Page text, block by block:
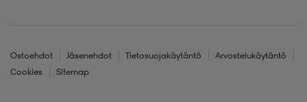
Ostoehdot Jäsenehdot Tietosuojakäytäntö
Arvostelukäytäntö
Cookies
Sitemap